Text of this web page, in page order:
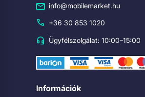
info@mobilemarket.hu
+36 30 853 1020
Ügyfélszolgálat: 10:00–15:00
Információk